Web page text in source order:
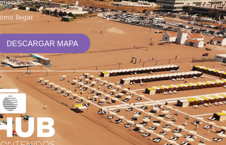
llegar
DESCARGAR MAPA